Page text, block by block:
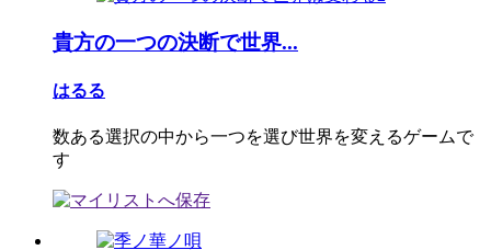
貴方の一つの決断で世界...
はるる
数ある選択の中から一つを選び世界を変えるゲームで
す